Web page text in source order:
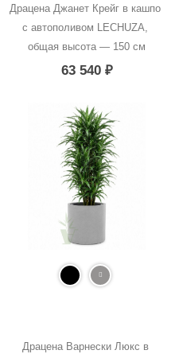
Драцена Джанет Крейг в кашпо
с автополивом LECHUZA,
общая высота — 150 см
63 540 ₽
Драцена Варнески Люкс в